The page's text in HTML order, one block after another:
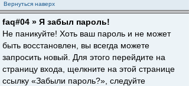
Вернуться наверх
faq#04 » Я забыл пароль!
Не паникуйте! Хоть ваш пароль и не может
быть восстановлен, вы всегда можете
запросить новый. Для этого перейдите на
страницу входа, щелкните на этой странице
ссылку «Забыли пароль?», следуйте